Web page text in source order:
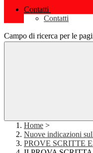
Contatti
Contatti
Campo di ricerca per le
Home >
Nuove indicazioni
PROVE SCRITTE